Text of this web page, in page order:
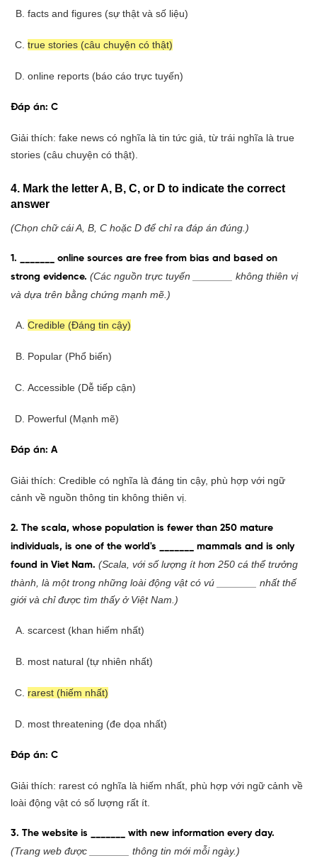
facts and figures (sự thật và số liệu)
true stories (câu chuyện có thật)
online reports (báo cáo trực tuyến)
Đáp án: C
Giải thích: fake news có nghĩa là tin tức giả, từ trái nghĩa là true
stories (câu chuyện có thật).
4. Mark the letter A, B, C, or D to indicate the correct
answer
(Chọn chữ cái A, B, C hoặc D để chỉ ra đáp án đúng.)
1. _______ online sources are free from bias and based on
strong evidence. (Các nguồn trực tuyến _______ không thiên vị
và dựa trên bằng chứng mạnh mẽ.)
Credible (Đáng tin cậy)
Popular (Phổ biến)
Accessible (Dễ tiếp cận)
Powerful (Mạnh mẽ)
Đáp án: A
Giải thích: Credible có nghĩa là đáng tin cậy, phù hợp với ngữ
cảnh về nguồn thông tin không thiên vị.
2. The scala, whose population is fewer than 250 mature
individuals, is one of the world's _______ mammals and is only
found in Viet Nam. (Scala, với số lượng ít hơn 250 cá thể trưởng
thành, là một trong những loài động vật có vú _______ nhất thế
giới và chỉ được tìm thấy ở Việt Nam.)
scarcest (khan hiếm nhất)
most natural (tự nhiên nhất)
rarest (hiếm nhất)
most threatening (đe dọa nhất)
Đáp án: C
Giải thích: rarest có nghĩa là hiếm nhất, phù hợp với ngữ cảnh về
loài động vật có số lượng rất ít.
3. The website is _______ with new information every day.
(Trang web được _______ thông tin mới mỗi ngày.)